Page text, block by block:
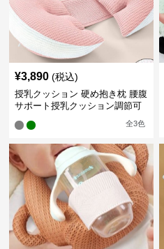
¥3,890 (税込)
授乳クッション 硬め抱き枕 腰腹
サポート授乳クッション調節可
全3色